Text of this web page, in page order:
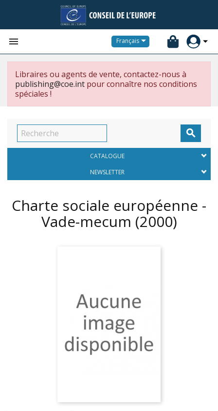
 Français
Libraires ou agents de vente, contactez-nous à
publishing@coe.int pour connaître nos conditions
spéciales !

CATALOGUE
NEWSLETTER
Charte sociale européenne -
Vade-mecum (2000)